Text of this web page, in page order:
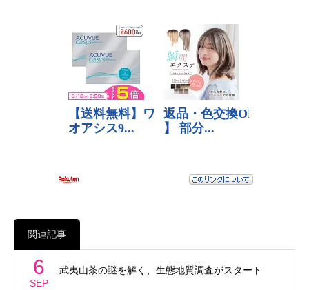
関連記事
6
SEP
武夷山茶の謎を解く、生態地質調査がスタート